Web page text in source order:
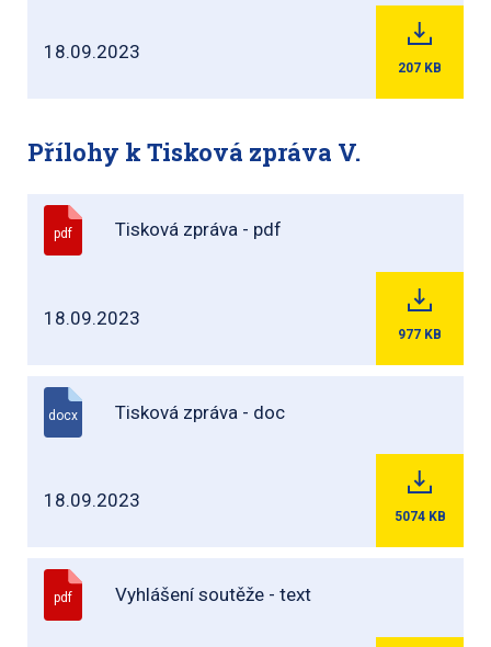
18.09.2023
207 KB
Přílohy k Tisková zpráva V.
pdf Tisková zpráva - pdf
18.09.2023
977 KB
docx Tisková zpráva - doc
18.09.2023
5074 KB
pdf Vyhlášení soutěže - text